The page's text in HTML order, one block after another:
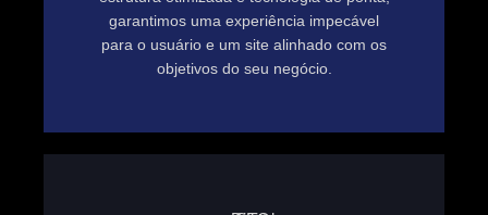
garantimos uma experiência impecável
para o usuário e um site alinhado com os
objetivos do seu negócio.